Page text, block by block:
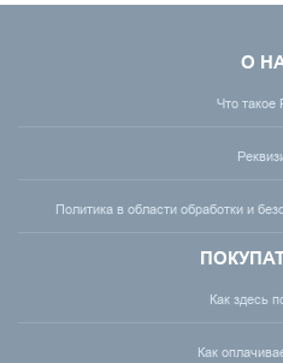
О
Что такое
Политика в области обработки и
Как здесь
Как